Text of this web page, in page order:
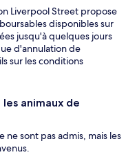
Liverpool Street propose
disponibles sur
jusqu'à quelques jours
d'annulation de
sur les conditions
animaux de
ne sont pas admis, mais les